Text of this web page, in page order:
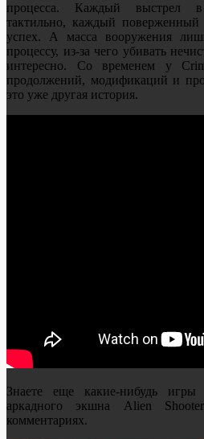
процесса. Каждый выстрел
тактильно, каждый
успех. А масса вооружения
процессу, из-за чего убивать
интересно. Со временем у
продолжений, модификаций и
это уже другая история.
Знаете еще какие-нибудь игры
аркадного экшна Alien
комментариях.